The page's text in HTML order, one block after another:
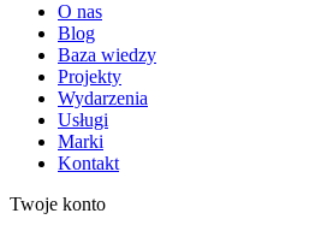
O nas
Blog
Baza wiedzy
Projekty
Wydarzenia
Usługi
Marki
Kontakt
Twoje konto